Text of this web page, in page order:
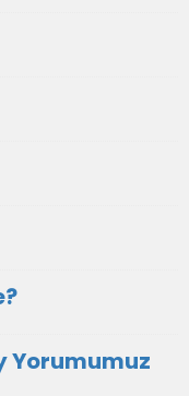
Yorumumuz